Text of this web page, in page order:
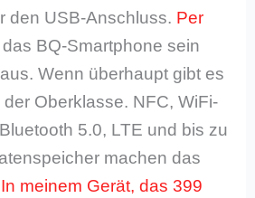
den USB-Anschluss. Per
das BQ-Smartphone sein
Wenn überhaupt gibt es
Oberklasse. NFC, WiFi-
5.0, LTE und bis zu
machen das
In meinem Gerät, das 399